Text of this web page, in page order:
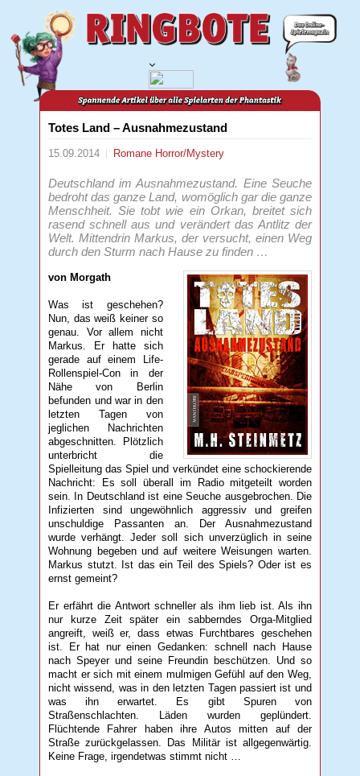
Totes Land – Ausnahmezustand
15.09.2014 Romane Horror/Mystery
Deutschland im Ausnahmezustand. Eine Seuche
bedroht das ganze Land, womöglich gar die ganze
Menschheit. Sie tobt wie ein Orkan, breitet sich
rasend schnell aus und verändert das Antlitz der
Welt. Mittendrin Markus, der versucht, einen Weg
durch den Sturm nach Hause zu finden …
von Morgath
Was ist geschehen?
Nun, das weiß keiner so
genau. Vor allem nicht
Markus. Er hatte sich
gerade auf einem Life-
Rollenspiel-Con in der
Nähe von Berlin
befunden und war in den
letzten Tagen von
jeglichen Nachrichten
abgeschnitten. Plötzlich
unterbricht die
Spielleitung das Spiel und verkündet eine schockierende
Nachricht: Es soll überall im Radio mitgeteilt worden
sein. In Deutschland ist eine Seuche ausgebrochen. Die
Infizierten sind ungewöhnlich aggressiv und greifen
unschuldige Passanten an. Der Ausnahmezustand
wurde verhängt. Jeder soll sich unverzüglich in seine
Wohnung begeben und auf weitere Weisungen warten.
Markus stutzt. Ist das ein Teil des Spiels? Oder ist es
ernst gemeint?
Er erfährt die Antwort schneller als ihm lieb ist. Als ihn
nur kurze Zeit später ein sabberndes Orga-Mitglied
angreift, weiß er, dass etwas Furchtbares geschehen
ist. Er hat nur einen Gedanken: schnell nach Hause
nach Speyer und seine Freundin beschützen. Und so
macht er sich mit einem mulmigen Gefühl auf den Weg,
nicht wissend, was in den letzten Tagen passiert ist und
was ihn erwartet. Es gibt Spuren von
Straßenschlachten. Läden wurden geplündert.
Flüchtende Fahrer haben ihre Autos mitten auf der
Straße zurückgelassen. Das Militär ist allgegenwärtig.
Keine Frage, irgendetwas stimmt nicht …